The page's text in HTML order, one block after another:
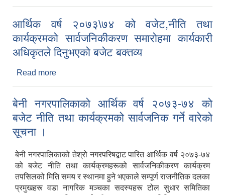
आर्थिक वर्ष २०७३\७४ को वजेट,नीति तथा
कार्यक्रमको सार्वजनिकीकरण समारोहमा कार्यकारी
अधिकृतले दिनुभएको बजेट बक्तव्य
Read more
बेनी नगरपालिकाको आर्थिक वर्ष २०७३-७४ को
बजेट नीति तथा कार्यक्रमको सार्वजनिक गर्ने वारेको
सूचना ।
बेनी नगरपालिकाको तेश्रो नगरपरिषद्बाट पारित आर्थिक वर्ष २०७३-७४
को बजेट नीति तथा कार्यक्रमहरूको सार्वजनिकीकरण कार्यक्रम
तपसिलको मिति समय र स्थानमा हुने भएकाले सम्पूर्ण राजनीतिक दलका
प्रमुखहरू वडा नागरिक मञ्चका सदस्यहरू टोल सुधार समितिका